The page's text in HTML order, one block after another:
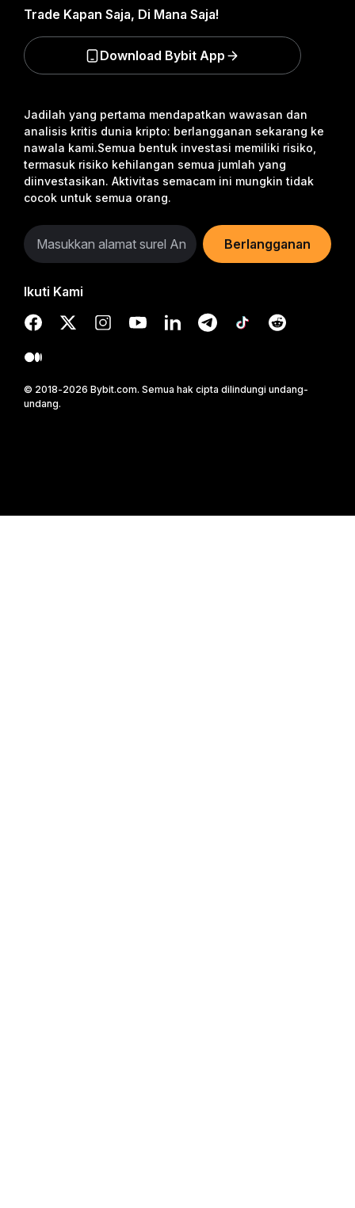
Jadilah yang pertama mendapatkan wawasan dan
analisis kritis dunia kripto: berlangganan sekarang ke
nawala kami.Semua bentuk investasi memiliki risiko,
termasuk risiko kehilangan semua jumlah yang
diinvestasikan. Aktivitas semacam ini mungkin tidak
cocok untuk semua orang.
Berlangganan
Ikuti Kami
© 2018-2026 Bybit.com. Semua hak cipta dilindungi undang-
undang.
Trade Kapan Saja, Di Mana Saja!
Download Bybit App